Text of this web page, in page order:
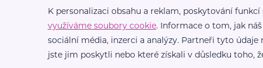
Další články
K personalizaci obsahu a reklam, poskytování
využíváme soubory cookie. Informace o tom, jak
sociální média, inzerci a analýzy. Partneři tyto
jste jim poskytli nebo které získali v důsledku toho,